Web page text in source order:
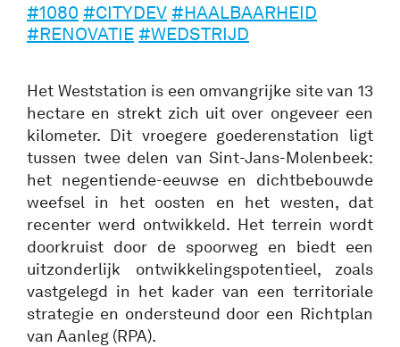
#1080 #CITYDEV #HAALBAARHEID
#RENOVATIE #WEDSTRIJD
Het Weststation is een omvangrijke site van 13
hectare en strekt zich uit over ongeveer een
kilometer. Dit vroegere goederenstation ligt
tussen twee delen van Sint-Jans-Molenbeek:
het negentiende-eeuwse en dichtbebouwde
weefsel in het oosten en het westen, dat
recenter werd ontwikkeld. Het terrein wordt
doorkruist door de spoorweg en biedt een
uitzonderlijk ontwikkelingspotentieel, zoals
vastgelegd in het kader van een territoriale
strategie en ondersteund door een Richtplan
van Aanleg (RPA).